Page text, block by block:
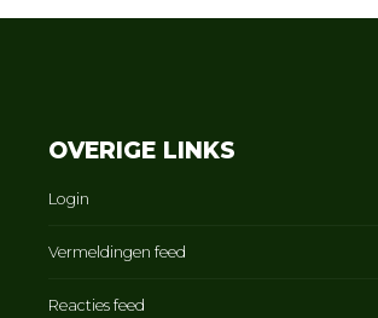
OVERIGE LINKS
Login
Vermeldingen feed
Reacties feed